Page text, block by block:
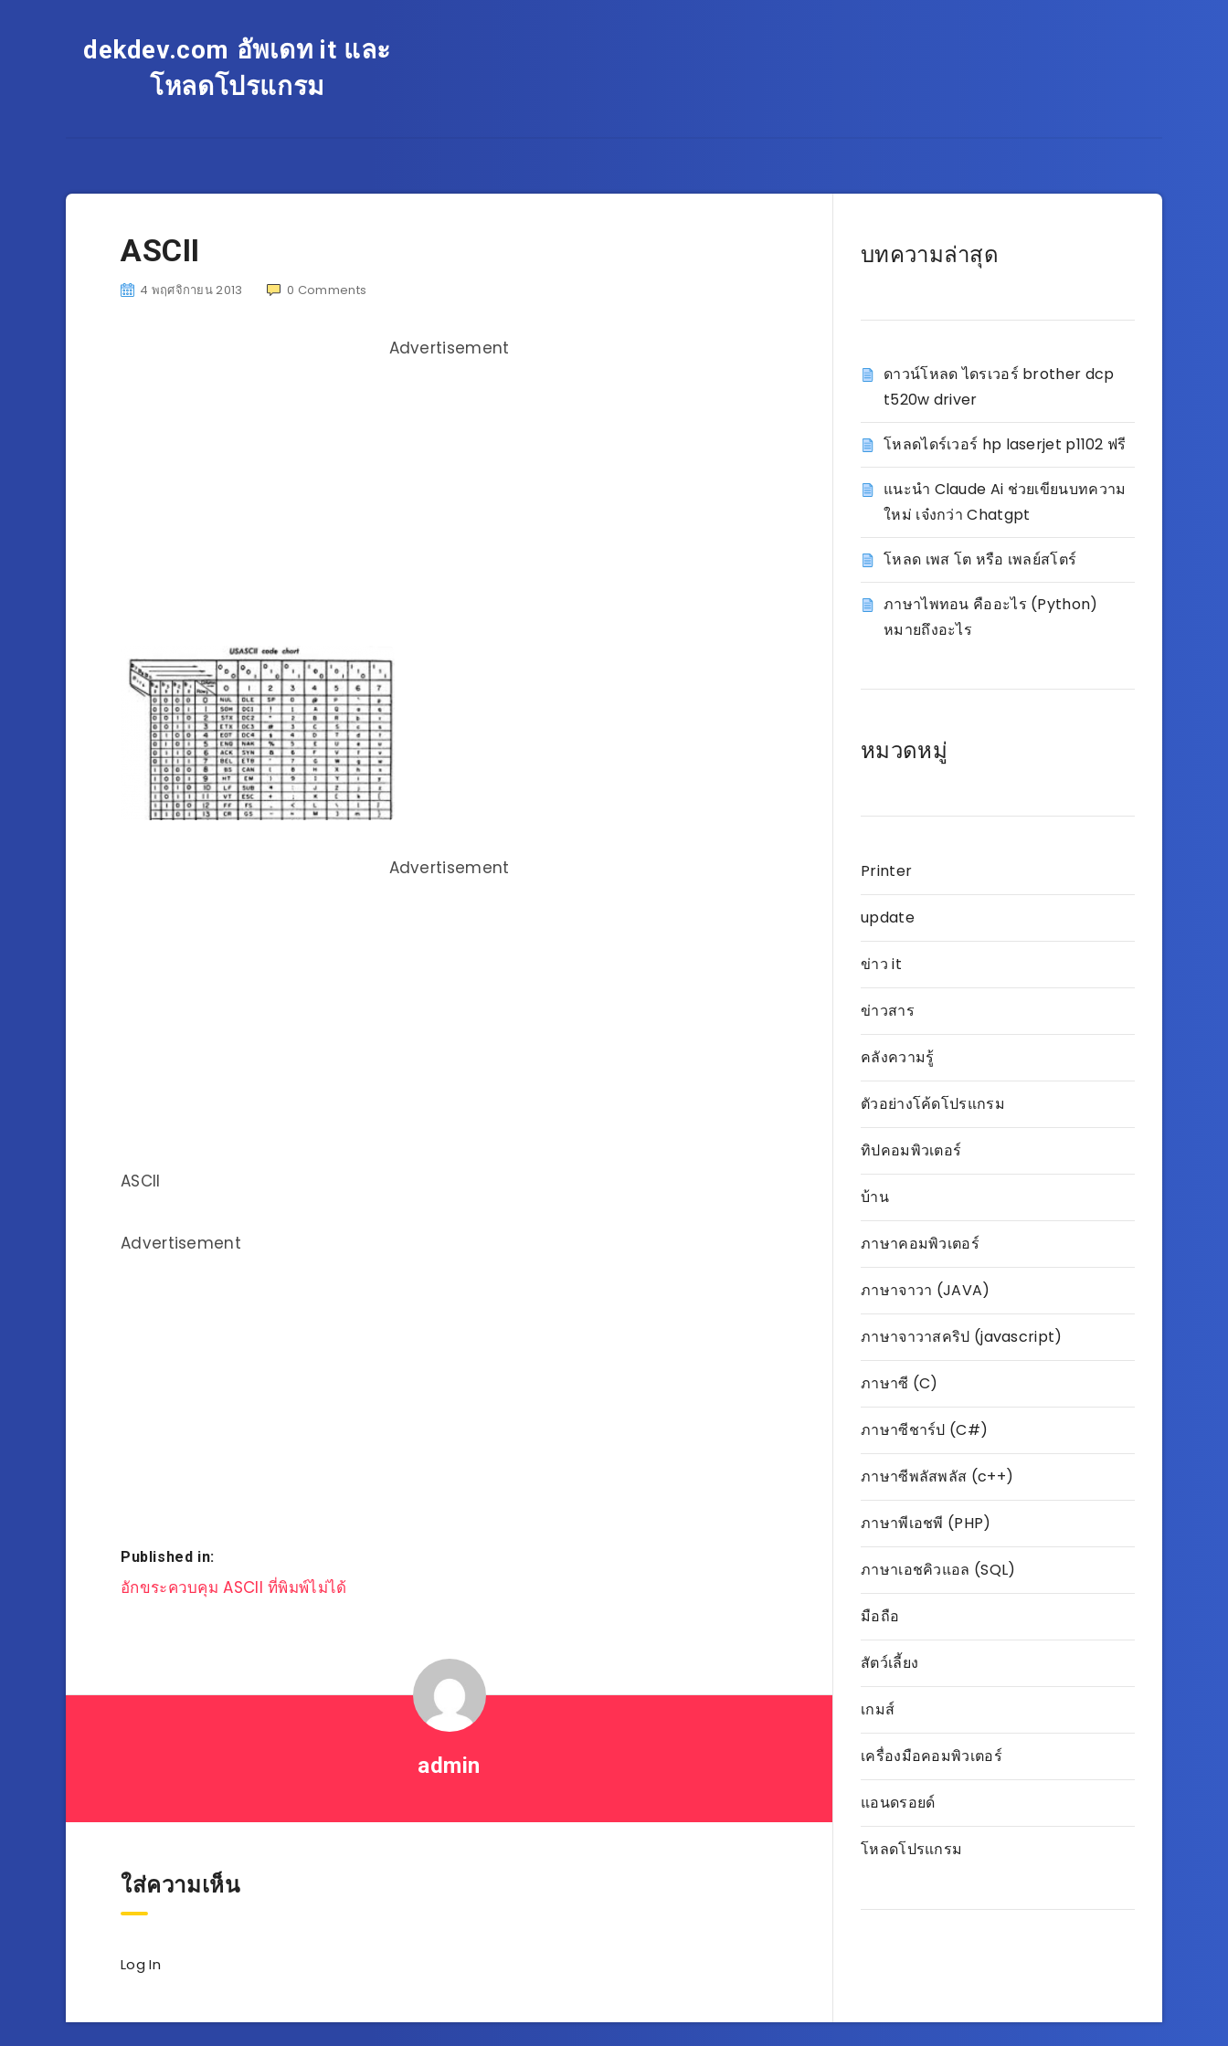
dekdev.com อัพเดท it และ
โหลดโปรแกรม
ASCII
4 พฤศจิกายน 2013 0 Comments
Advertisement
Advertisement
ASCII
Advertisement
Published in:
แนะแนว
อักขระควบคุม ASCII ที่พิมพ์ไม่ได้
admin
ใส่ความเห็น
Log In
บทความล่าสุด
ดาวน์โหลด ไดรเวอร์ brother dcp
t520w driver
โหลดไดร์เวอร์ hp laserjet p1102 ฟรี
แนะนำ Claude Ai ช่วยเขียนบทความ
ใหม่ เจ๋งกว่า Chatgpt
โหลด เพส โต หรือ เพลย์สโตร์
ภาษาไพทอน คืออะไร (Python)
หมายถึงอะไร
หมวดหมู่
Printer
update
ข่าว it
ข่าวสาร
คลังความรู้
ตัวอย่างโค้ดโปรแกรม
ทิปคอมพิวเตอร์
บ้าน
ภาษาคอมพิวเตอร์
ภาษาจาวา (JAVA)
ภาษาจาวาสคริป (javascript)
ภาษาซี (C)
ภาษาซีชาร์ป (C#)
ภาษาซีพลัสพลัส (c++)
ภาษาพีเอชพี (PHP)
ภาษาเอชคิวแอล (SQL)
มือถือ
สัตว์เลี้ยง
เกมส์
เครื่องมือคอมพิวเตอร์
แอนดรอยด์
โหลดโปรแกรม